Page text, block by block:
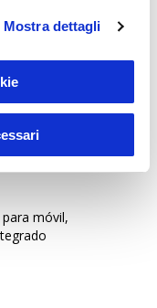
Mostra dettagli
móvil,